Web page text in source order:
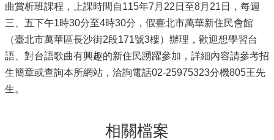
曲賞析班課程，上課時間自115年7月22日至8月21日，每週
三、五下午1時30分至4時30分，假臺北市萬華新住民會館
（臺北市萬華區長沙街2段171號3樓）辦理，歡迎想學習台
語、對台語歌曲有興趣的新住民踴躍參加，詳細內容請參考招
生簡章或查詢本所網站，洽詢電話02-25975323分機805王先
生。
相關檔案